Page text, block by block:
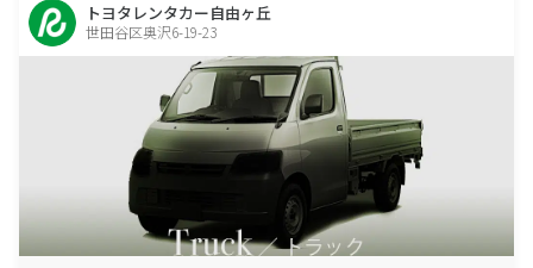
トヨタレンタカー自由ヶ丘
世田谷区奥沢6-19-23